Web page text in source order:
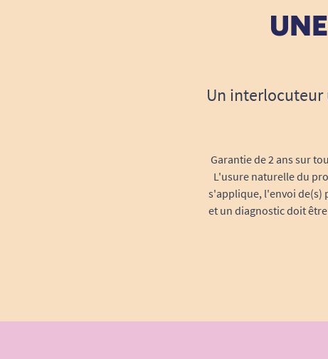
Un interlocuteur
Garantie de 2 ans sur
L'usure naturelle du
s'applique, l'envoi de(s)
et un diagnostic doit